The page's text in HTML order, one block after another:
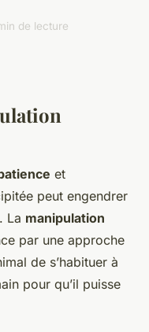
de lecture
et
peut engendrer
La manipulation
par une approche
de s’habituer à
pour qu’il puisse